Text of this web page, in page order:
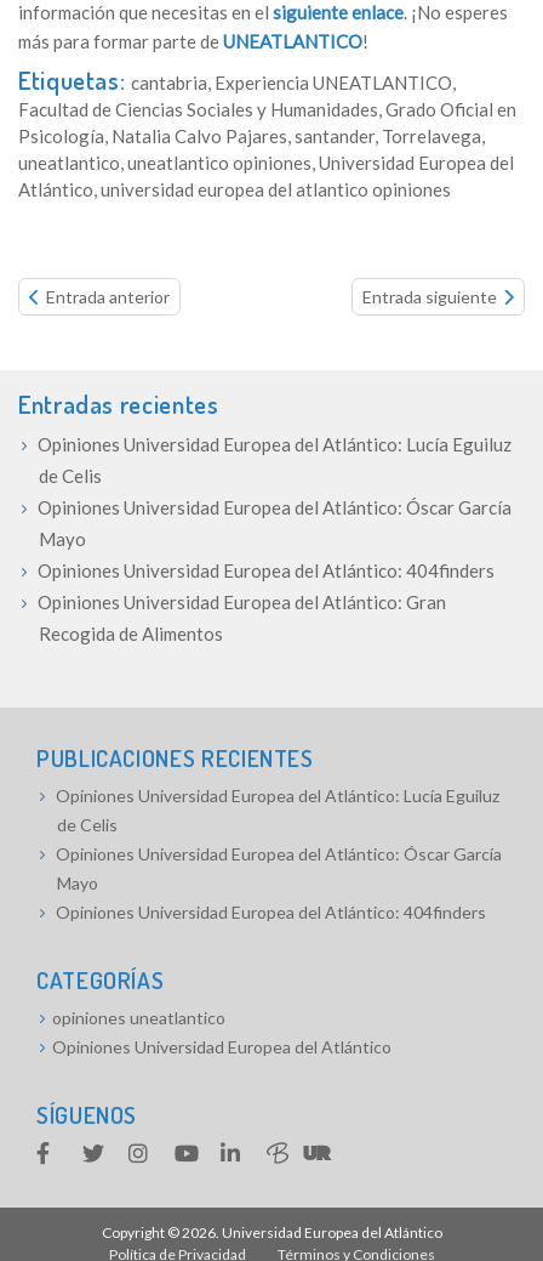
información que necesitas en el siguiente enlace. ¡No esperes
más para formar parte deUNEATLANTICO!
Etiquetas:cantabria, Experiencia UNEATLANTICO,
Facultad de Ciencias Sociales y Humanidades,Grado Oficial en
Psicología, Natalia Calvo Pajares,santander, Torrelavega,
uneatlantico,uneatlantico opiniones,Universidad Europea del
Atlántico,universidad europea del atlantico opiniones
Continue
reading...
Entrada anterior Entrada siguiente
Entradas recientes
Opiniones Universidad Europea del Atlántico: Lucía Eguiluz
de Celis
Opiniones Universidad Europea del Atlántico: Óscar García
Mayo
Opiniones Universidad Europea del Atlántico: 404finders
Opiniones Universidad Europea del Atlántico: Gran
Recogida de Alimentos
PUBLICACIONES RECIENTES
Opiniones Universidad Europea del Atlántico: Lucía Eguiluz
de Celis
Opiniones Universidad Europea del Atlántico: Óscar García
Mayo
Opiniones Universidad Europea del Atlántico: 404finders
CATEGORÍAS
opiniones uneatlantico
Opiniones Universidad Europea del Atlántico
SÍGUENOS
Copyright © 2026. Universidad Europea del Atlántico
Política de Privacidad
Términos y Condiciones